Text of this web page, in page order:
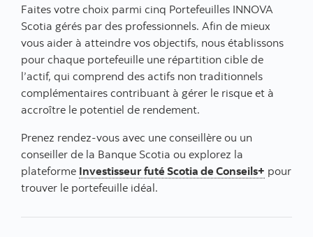
Faites votre choix parmi cinq Portefeuilles INNOVA
Scotia gérés par des professionnels. Afin de mieux
vous aider à atteindre vos objectifs, nous établissons
pour chaque portefeuille une répartition cible de
l’actif, qui comprend des actifs non traditionnels
complémentaires contribuant à gérer le risque et à
accroître le potentiel de rendement.
Prenez rendez-vous avec une conseillère ou un
conseiller de la Banque Scotia ou explorez la
plateforme Investisseur futé Scotia de Conseils+ pour
trouver le portefeuille idéal.